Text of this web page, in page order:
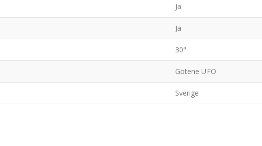
Ja
Ja
30°
Götene UFO
Sverige